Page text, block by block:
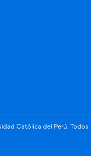
Católica del Perú. Todos